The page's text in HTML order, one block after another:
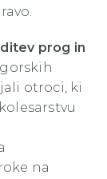
prog in
otroci, ki
na